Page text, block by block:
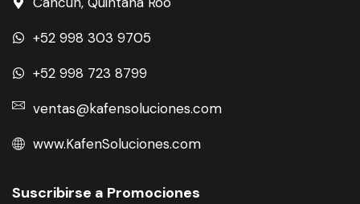
+52 998 303 9705
+52 998 723 8799
ventas@kafensoluciones.com
www.KafenSoluciones.com
Suscribirse a Promociones